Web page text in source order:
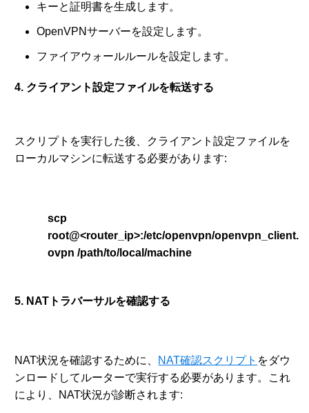
キーと証明書を生成します。
OpenVPNサーバーを設定します。
ファイアウォールルールを設定します。
4. クライアント設定ファイルを転送する
スクリプトを実行した後、クライアント設定ファイルを
ローカルマシンに転送する必要があります:
scp
root@<router_ip>:/etc/openvpn/openvpn_client.
ovpn /path/to/local/machine
5. NATトラバーサルを確認する
NAT状況を確認するために、 NAT確認スクリプト をダウ
ンロードしてルーターで実行する必要があります。これ
により、NAT状況が診断されます: